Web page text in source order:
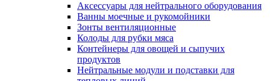
Аксессуары для нейтрального оборудования
Ванны моечные и рукомойники
Зонты вентиляционные
Колоды для рубки мяса
Контейнеры для овощей и сыпучих
продуктов
Нейтральные модули и подставки для